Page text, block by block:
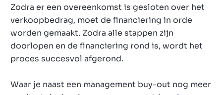
Zodra er een overeenkomst is gesloten over het
verkoopbedrag, moet de financiering in orde
worden gemaakt. Zodra alle stappen zijn
doorlopen en de financiering rond is, wordt het
proces succesvol afgerond.
Waar je naast een management buy-out nog meer